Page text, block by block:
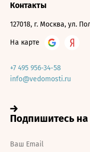
Контакты
127018, г. Москва, ул.
На карте
+7 495 956-34-58
info@vedomosti.ru